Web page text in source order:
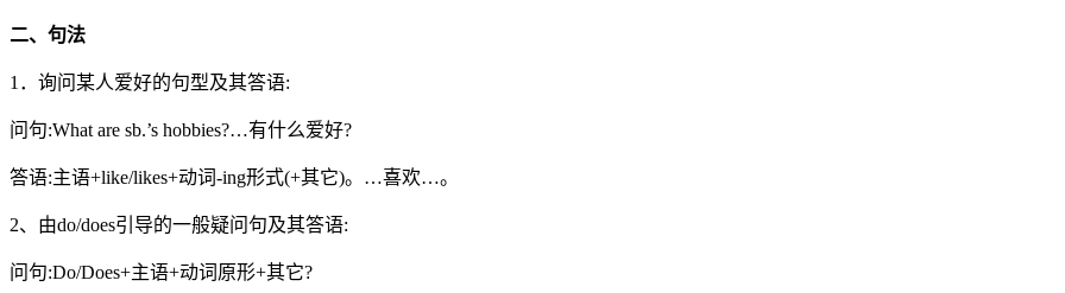
二、句法
1．询问某人爱好的句型及其答语:
问句:What are sb.’s hobbies?…有什么爱好?
答语:主语+like/likes+动词-ing形式(+其它)。…喜欢…。
2、由do/does引导的一般疑问句及其答语:
问句:Do/Does+主语+动词原形+其它?